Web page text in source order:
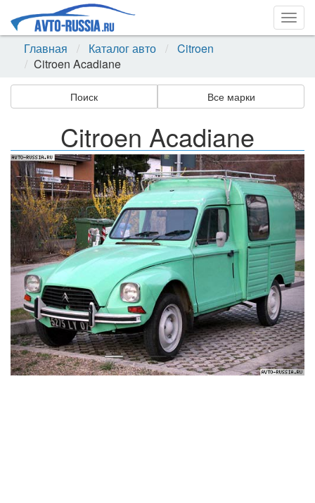
Главная
Каталог авто
Citroen
Citroen Acadiane
Поиск Все марки
Citroen Acadiane
Назад